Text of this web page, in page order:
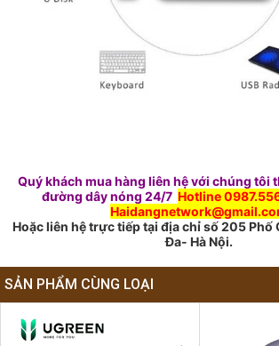
Quý khách mua hàng liên hệ với chúng tôi
đường dây nóng 24/7 Hotline
Hoặc liên hệ trực tiếp tại địa chỉ số 205 Phố
Đa- Hà Nội.
SẢN PHẨM CÙNG LOẠI